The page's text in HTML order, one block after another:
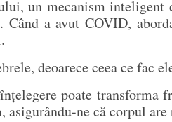
un mecanism inteligent
Când a avut COVID,
deoarece ceea ce fac
poate
asigurându-ne că corpul